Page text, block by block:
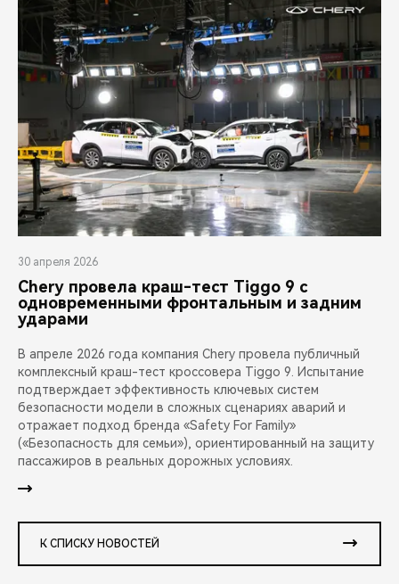
30 апреля 2026
Chery провела краш-тест Tiggo 9 с
одновременными фронтальным и задним
ударами
В апреле 2026 года компания Chery провела публичный
комплексный краш-тест кроссовера Tiggo 9. Испытание
подтверждает эффективность ключевых систем
безопасности модели в сложных сценариях аварий и
отражает подход бренда «Safety For Family»
(«Безопасность для семьи»), ориентированный на защиту
пассажиров в реальных дорожных условиях.
К СПИСКУ НОВОСТЕЙ